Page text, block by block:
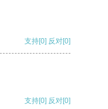
支持[0] 反对[0]
支持[0] 反对[0]